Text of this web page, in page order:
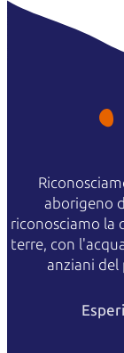
aborigeno
riconosciamo la
terre, con
anziani del